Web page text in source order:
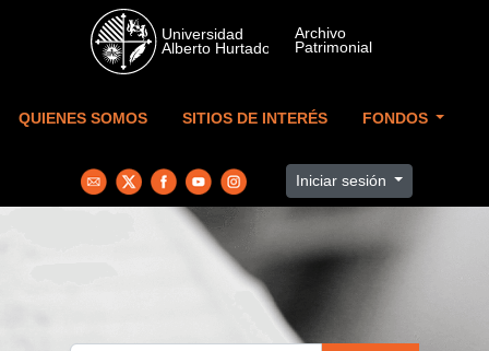
Skip to main content
QUIENES SOMOS SITIOS DE INTERÉS FONDOS
Iniciar sesión